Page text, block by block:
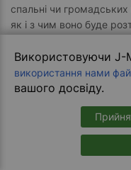
Використовуючи J-
використання нами
вашого досвіду.
спальні чи
як і з чим воно буде
практичну,
дизайн. Ось деякі
виборі моделі:
кімнати з високими
вертикальними,
– горизонтальними,
моделі у рамі,